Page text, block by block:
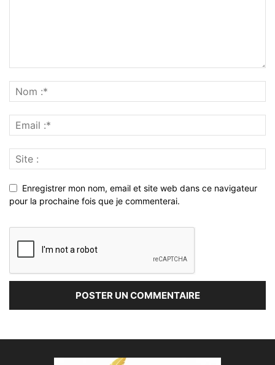
Enregistrer mon nom, email et site web dans ce navigateur
pour la prochaine fois que je commenterai.